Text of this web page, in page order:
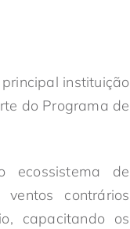
instituição
do Programa de
de
contrários
capacitando os